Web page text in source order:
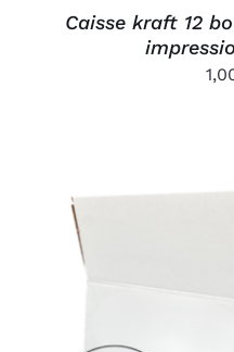
Caisse kraft 12